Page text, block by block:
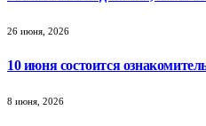
26 июня, 2026
10 июня состоится
8 июня, 2026